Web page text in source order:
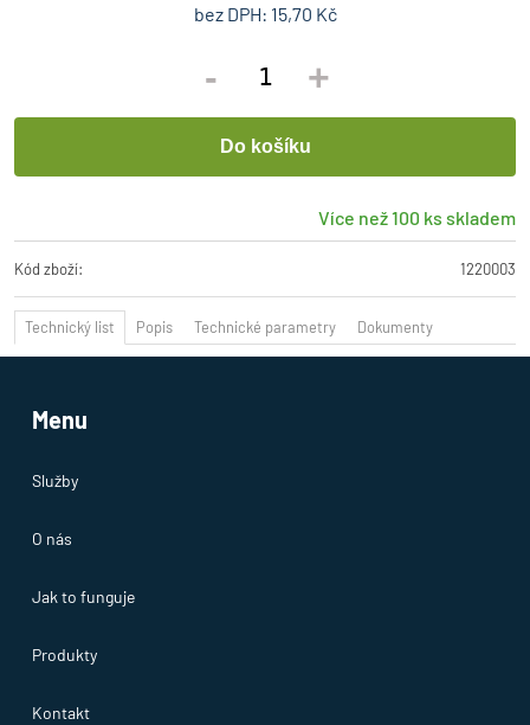
bez DPH: 15,70 Kč
- +
Více než 100 ks skladem
Kód zboží: 1220003
Technický list Popis Technické parametry Dokumenty
Menu
Služby
O nás
Jak to funguje
Produkty
Kontakt